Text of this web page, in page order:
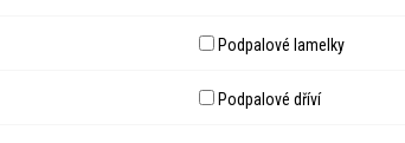
Podpalové lamelky
Podpalové dříví